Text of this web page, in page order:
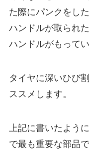
た際にパンクをし
ハンドルが取られ
ハンドルがもってい
タイヤに深いひび
ススメします。
上記に書いたよう
で最も重要な部品